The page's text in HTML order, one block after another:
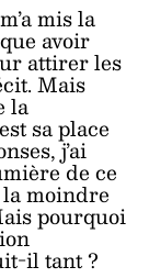
mis la
avoir
attirer les
Mais
la
sa place
j’ai
de ce
moindre
pourquoi
il tant ?